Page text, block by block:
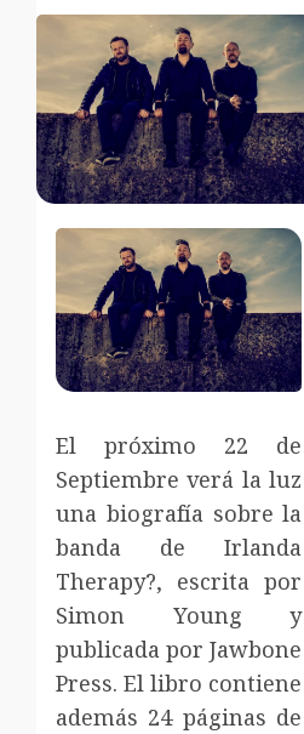
El próximo 22 de
Septiembre verá la luz
una biografía sobre la
banda de Irlanda
Therapy?, escrita por
Simon Young y
publicada por Jawbone
Press. El libro contiene
además 24 páginas de